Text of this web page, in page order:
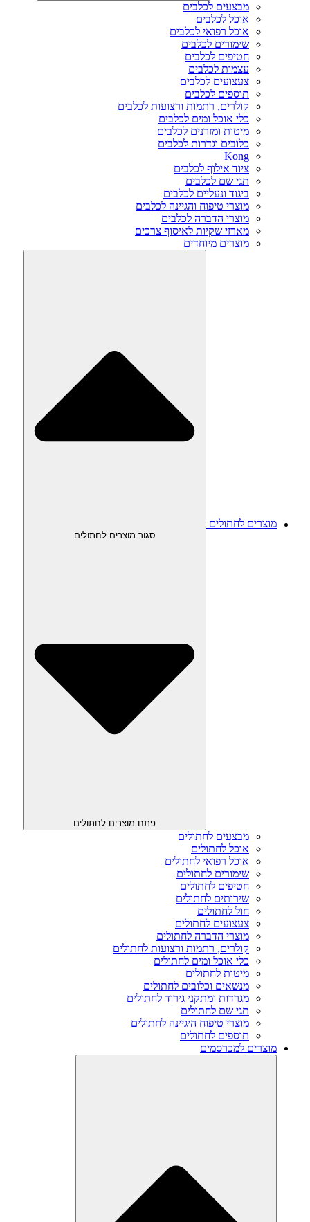
מבצעים לכלבים
אוכל לכלבים
אוכל רפואי לכלבים
שימורים לכלבים
חטיפים לכלבים
עצמות לכלבים
צעצועים לכלבים
תוספים לכלבים
קולרים, רתמות ורצועות לכלבים
כלי אוכל ומים לכלבים
מיטות ומזרנים לכלבים
כלובים וגדרות לכלבים
Kong
ציוד אילוף לכלבים
תגי שם לכלבים
ביגוד ונעליים לכלבים
מוצרי טיפוח והגיינה לכלבים
מוצרי הדברה לכלבים
מארזי שקיות לאיסוף צרכים
מוצרים מיוחדים
מוצרים לחתולים
סגור מוצרים לחתולים
פתח מוצרים לחתולים
מבצעים לחתולים
אוכל לחתולים
אוכל רפואי לחתולים
שימורים לחתולים
חטיפים לחתולים
שירותים לחתולים
חול לחתולים
צעצועים לחתולים
מוצרי הדברה לחתולים
קולרים, רתמות ורצועות לחתולים
כלי אוכל ומים לחתולים
מיטות לחתולים
מנשאים וכלובים לחתולים
מגרדות ומתקני גירוד לחתולים
תגי שם לחתולים
מוצרי טיפוח היגיינה לחתולים
תוספים לחתולים
מוצרים למכרסמים